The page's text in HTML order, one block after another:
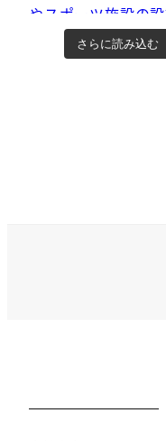
さらに読み込む